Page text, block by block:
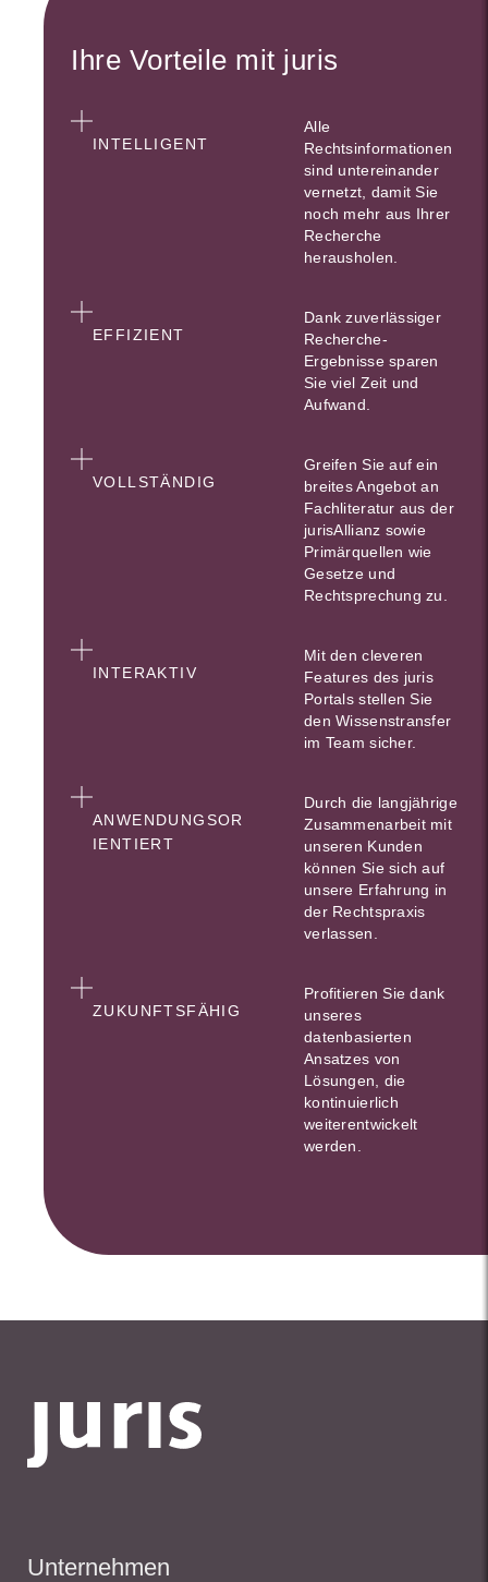
Ihre Vorteile mit juris
INTELLIGENT
Alle
Rechtsinformationen
sind untereinander
vernetzt, damit Sie
noch mehr aus Ihrer
Recherche
herausholen.
EFFIZIENT
Dank zuverlässiger
Recherche-
Ergebnisse sparen
Sie viel Zeit und
Aufwand.
VOLLSTÄNDIG
Greifen Sie auf ein
breites Angebot an
Fachliteratur aus der
jurisAllianz sowie
Primärquellen wie
Gesetze und
Rechtsprechung zu.
INTERAKTIV
Mit den cleveren
Features des juris
Portals stellen Sie
den Wissenstransfer
im Team sicher.
ANWENDUNGSOR
IENTIERT
Durch die langjährige
Zusammenarbeit mit
unseren Kunden
können Sie sich auf
unsere Erfahrung in
der Rechtspraxis
verlassen.
ZUKUNFTSFÄHIG
Profitieren Sie dank
unseres
datenbasierten
Ansatzes von
Lösungen, die
kontinuierlich
weiterentwickelt
werden.
Unternehmen